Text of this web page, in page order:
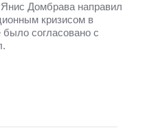
Домбрава направил
кризисом в
согласовано с